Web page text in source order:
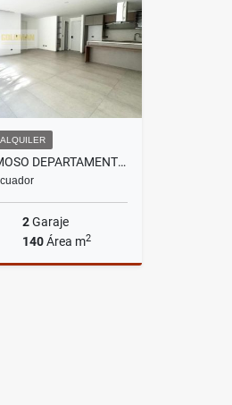
ALQUILER
CUMBAYÁ, HERMOSO DEPARTAMENTO EN RENTA, 140M2
2Garaje
140Área m2